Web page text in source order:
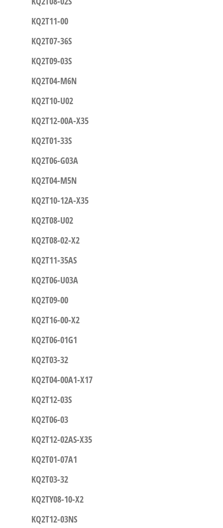
KQ2T11-00
KQ2T07-36S
KQ2T09-03S
KQ2T04-M6N
KQ2T10-U02
KQ2T12-00A-X35
KQ2T01-33S
KQ2T06-G03A
KQ2T04-M5N
KQ2T10-12A-X35
KQ2T08-U02
KQ2T08-02-X2
KQ2T11-35AS
KQ2T06-U03A
KQ2T09-00
KQ2T16-00-X2
KQ2T06-01G1
KQ2T03-32
KQ2T04-00A1-X17
KQ2T12-03S
KQ2T06-03
KQ2T12-02AS-X35
KQ2T01-07A1
KQ2T03-32
KQ2TY08-10-X2
KQ2T12-03NS